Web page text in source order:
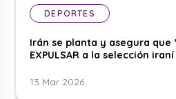
DEPORTES
Irán se planta y asegura que
EXPULSAR a la selección
13 Mar 2026